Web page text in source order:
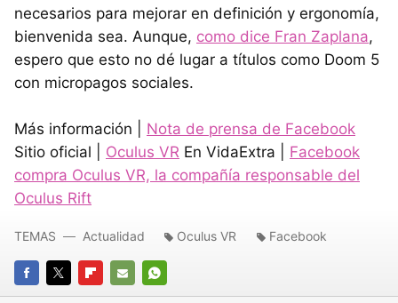
necesarios para mejorar en definición y ergonomía,
bienvenida sea. Aunque, como dice Fran Zaplana,
espero que esto no dé lugar a títulos como Doom 5
con micropagos sociales.
Más información | Nota de prensa de Facebook
Sitio oficial | Oculus VR En VidaExtra | Facebook
compra Oculus VR, la compañía responsable del
Oculus Rift
FACEBOOK
TWITTERFLIPBOARD
E-
WHATSAPP
TEMAS Actualidad Oculus VR Facebook